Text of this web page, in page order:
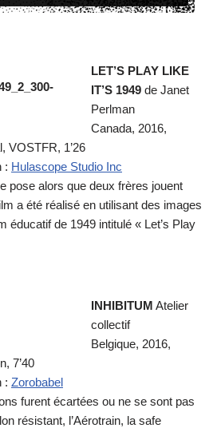
LET’S PLAY LIKE
IT’S 1949 de Janet
Perlman
Canada, 2016,
VOSTFR, 1’26
: Hulascope Studio Inc
pose alors que deux frères jouent
a été réalisé en utilisant des images
éducatif de 1949 intitulé « Let’s Play
INHIBITUM Atelier
collectif
Belgique, 2016,
7’40
: Zorobabel
furent écartées ou ne se sont pas
résistant, l’Aérotrain, la safe